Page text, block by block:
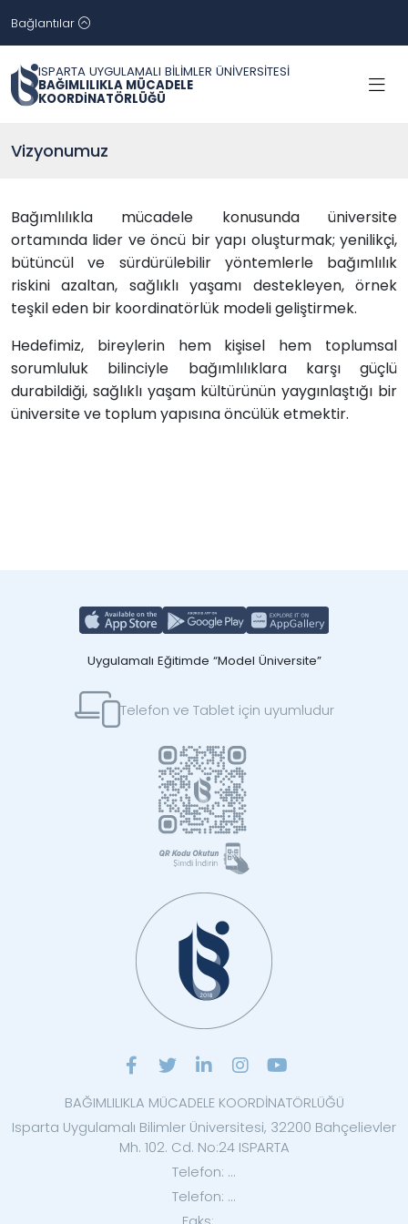
Bağlantılar
ISPARTA UYGULAMALI BİLİMLER ÜNİVERSİTESİ
BAĞIMLILIKLA MÜCADELE
KOORDİNATÖRLÜĞÜ
Vizyonumuz
Bağımlılıkla mücadele konusunda üniversite
ortamında lider ve öncü bir yapı oluşturmak; yenilikçi,
bütüncül ve sürdürülebilir yöntemlerle bağımlılık
riskini azaltan, sağlıklı yaşamı destekleyen, örnek
teşkil eden bir koordinatörlük modeli geliştirmek.
Hedefimiz, bireylerin hem kişisel hem toplumsal
sorumluluk bilinciyle bağımlılıklara karşı güçlü
durabildiği, sağlıklı yaşam kültürünün yaygınlaştığı bir
üniversite ve toplum yapısına öncülük etmektir.
Uygulamalı Eğitimde “Model Üniversite”
Telefon ve Tablet için uyumludur
BAĞIMLILIKLA MÜCADELE KOORDİNATÖRLÜĞÜ
Isparta Uygulamalı Bilimler Üniversitesi, 32200 Bahçelievler
Mh. 102. Cd. No:24 ISPARTA
Telefon: ...
Telefon: ...